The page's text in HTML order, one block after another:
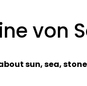
von
sun, sea,